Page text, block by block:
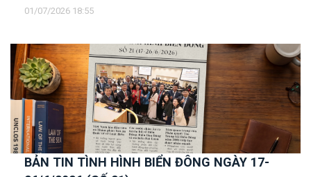
01/07/2026 18:55
BẢN TIN TÌNH HÌNH BIỂN ĐÔNG NGÀY 17-